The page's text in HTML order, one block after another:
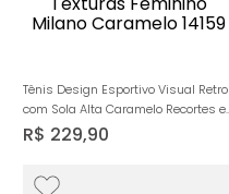
Tênis Design Esportivo Visual Retro
com Sola Alta Caramelo Recortes e
Mix de Cores e Texturas Feminino
Milano Caramelo 14159
R$ 229,90